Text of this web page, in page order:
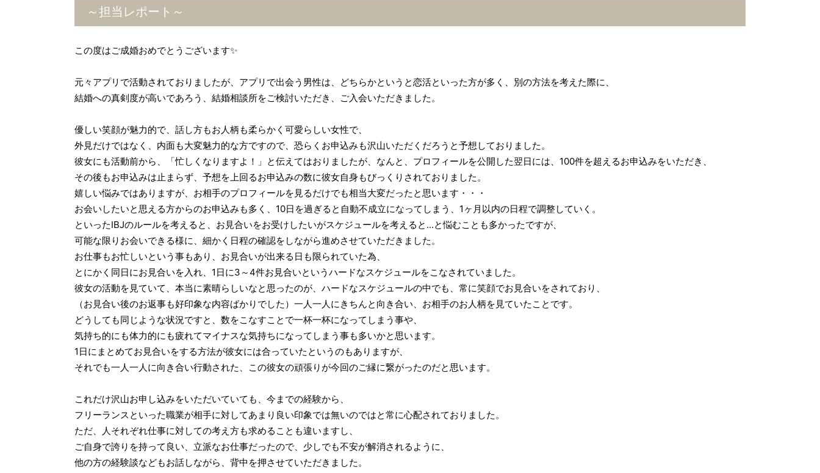
～担当レポート～
この度はご成婚おめでとうございます✨
元々アプリで活動されておりましたが、アプリで出会う男性は、どちらかというと恋活といった方が多く、別の方法を考えた際に、
結婚への真剣度が高いであろう、結婚相談所をご検討いただき、ご入会いただきました。
優しい笑顔が魅力的で、話し方もお人柄も柔らかく可愛らしい女性で、
外見だけではなく、内面も大変魅力的な方ですので、恐らくお申込みも沢山いただくだろうと予想しておりました。
彼女にも活動前から、「忙しくなりますよ！」と伝えてはおりましたが、なんと、プロフィールを公開した翌日には、100件を超えるお申込みをいただき、
その後もお申込みは止まらず、予想を上回るお申込みの数に彼女自身もびっくりされておりました。
嬉しい悩みではありますが、お相手のプロフィールを見るだけでも相当大変だったと思います・・・
お会いしたいと思える方からのお申込みも多く、10日を過ぎると自動不成立になってしまう、1ヶ月以内の日程で調整していく。
といったIBJのルールを考えると、お見合いをお受けしたいがスケジュールを考えると...と悩むことも多かったですが、
可能な限りお会いできる様に、細かく日程の確認をしながら進めさせていただきました。
お仕事もお忙しいという事もあり、お見合いが出来る日も限られていた為、
とにかく同日にお見合いを入れ、1日に3～4件お見合いというハードなスケジュールをこなされていました。
彼女の活動を見ていて、本当に素晴らしいなと思ったのが、ハードなスケジュールの中でも、常に笑顔でお見合いをされており、
（お見合い後のお返事も好印象な内容ばかりでした）一人一人にきちんと向き合い、お相手のお人柄を見ていたことです。
どうしても同じような状況ですと、数をこなすことで一杯一杯になってしまう事や、
気持ち的にも体力的にも疲れてマイナスな気持ちになってしまう事も多いかと思います。
1日にまとめてお見合いをする方法が彼女には合っていたというのもありますが、
それでも一人一人に向き合い行動された、この彼女の頑張りが今回のご縁に繋がったのだと思います。
これだけ沢山お申し込みをいただいていても、今までの経験から、
フリーランスといった職業が相手に対してあまり良い印象では無いのではと常に心配されておりました。
ただ、人それぞれ仕事に対しての考え方も求めることも違いますし、
ご自身で誇りを持って良い、立派なお仕事だったので、少しでも不安が解消されるように、
他の方の経験談などもお話しながら、背中を押させていただきました。